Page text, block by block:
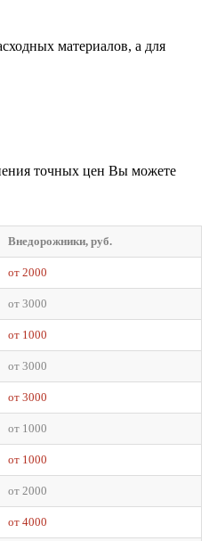
материалов, а для
точных цен Вы можете
Внедорожники, руб.
от 2000
от 3000
от 1000
от 3000
от 3000
от 1000
от 1000
от 2000
от 4000